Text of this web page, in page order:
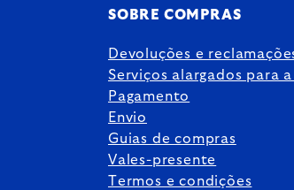
SOBRE COMPRAS
Devoluções e
Serviços alargados para
Pagamento
Envio
Guias de compras
Vales-presente
Termos e condições